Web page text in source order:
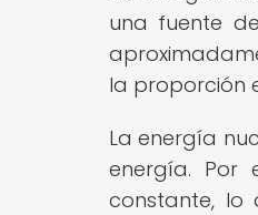
una fuente
la proporción
La energía
energía. Por
constante,